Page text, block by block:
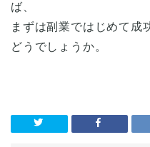
ば、
まずは副業ではじめて成
どうでしょうか。